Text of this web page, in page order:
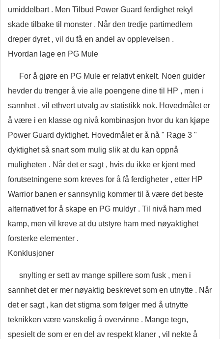
umiddelbart . Men Tilbud Power Guard ferdighet rekyl
skade tilbake til monster . Når den tredje partimedlem
dreper dyret , vil du få en andel av opplevelsen .
Hvordan lage en PG Mule
For å gjøre en PG Mule er relativt enkelt. Noen guider
hevder du trenger å vie alle poengene dine til HP , men i
sannhet , vil ethvert utvalg av statistikk nok. Hovedmålet er
å være i en klasse og nivå kombinasjon hvor du kan kjøpe
Power Guard dyktighet. Hovedmålet er å nå " Rage 3 "
dyktighet så snart som mulig slik at du kan oppnå
muligheten . Når det er sagt , hvis du ikke er kjent med
forutsetningene som kreves for å få ferdigheter , etter HP
Warrior banen er sannsynlig kommer til å være det beste
alternativet for å skape en PG muldyr . Til nivå ham med
kamp, ​​men vil kreve at du utstyre ham med nøyaktighet
forsterke elementer .
Konklusjoner
snylting er sett av mange spillere som fusk , men i
sannhet det er mer nøyaktig beskrevet som en utnytte . Når
det er sagt , kan det stigma som følger med å utnytte
teknikken være vanskelig å overvinne . Mange tegn,
spesielt de som er en del av respekt klaner , vil nekte å